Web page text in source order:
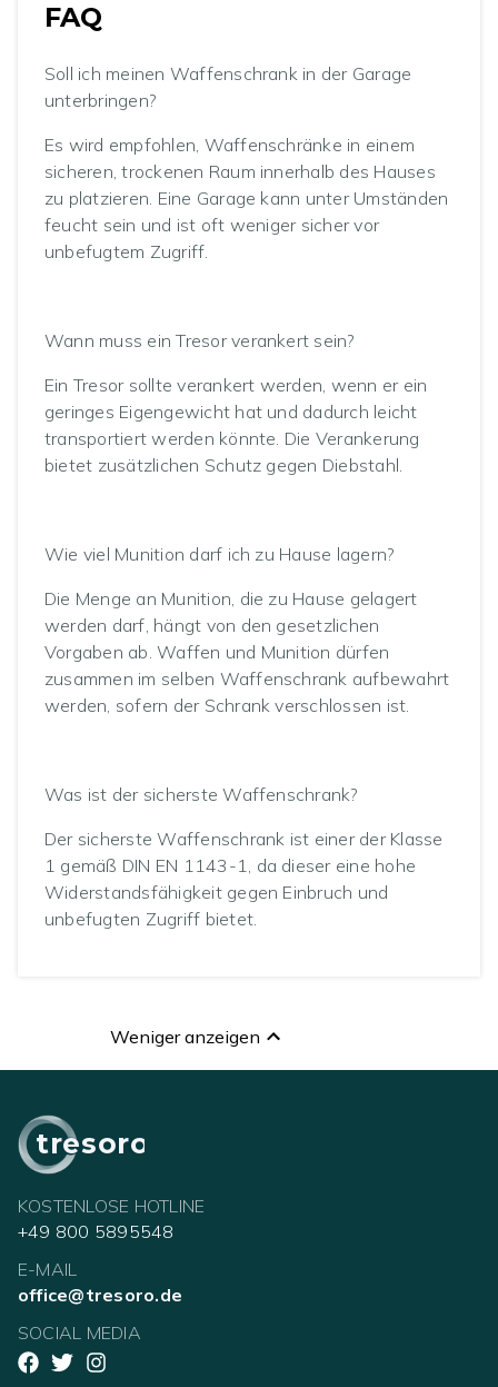
FAQ
Soll ich meinen Waffenschrank in der Garage
unterbringen?
Es wird empfohlen, Waffenschränke in einem
sicheren, trockenen Raum innerhalb des Hauses
zu platzieren. Eine Garage kann unter Umständen
feucht sein und ist oft weniger sicher vor
unbefugtem Zugriff.
Wann muss ein Tresor verankert sein?
Ein Tresor sollte verankert werden, wenn er ein
geringes Eigengewicht hat und dadurch leicht
transportiert werden könnte. Die Verankerung
bietet zusätzlichen Schutz gegen Diebstahl.
Wie viel Munition darf ich zu Hause lagern?
Die Menge an Munition, die zu Hause gelagert
werden darf, hängt von den gesetzlichen
Vorgaben ab. Waffen und Munition dürfen
zusammen im selben Waffenschrank aufbewahrt
werden, sofern der Schrank verschlossen ist.
Was ist der sicherste Waffenschrank?
Der sicherste Waffenschrank ist einer der Klasse
1 gemäß DIN EN 1143-1, da dieser eine hohe
Widerstandsfähigkeit gegen Einbruch und
unbefugten Zugriff bietet.
Weniger anzeigen
tresoro
KOSTENLOSE HOTLINE
+49 800 5895548
E-MAIL
office@tresoro.de
SOCIAL MEDIA